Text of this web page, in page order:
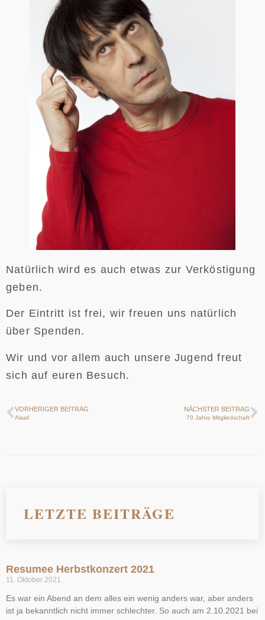
Natürlich wird es auch etwas zur Verköstigung
geben.
Der Eintritt ist frei, wir freuen uns natürlich
über Spenden.
Wir und vor allem auch unsere Jugend freut
sich auf euren Besuch.
VORHERIGER BEITRAG
Alaaf
NÄCHSTER BEITRAG
70 Jahre Mitgliedschaft
LETZTE BEITRÄGE
Resumee Herbstkonzert 2021
11. Oktober 2021
Es war ein Abend an dem alles ein wenig anders war, aber anders
ist ja bekanntlich nicht immer schlechter. So auch am 2.10.2021 bei